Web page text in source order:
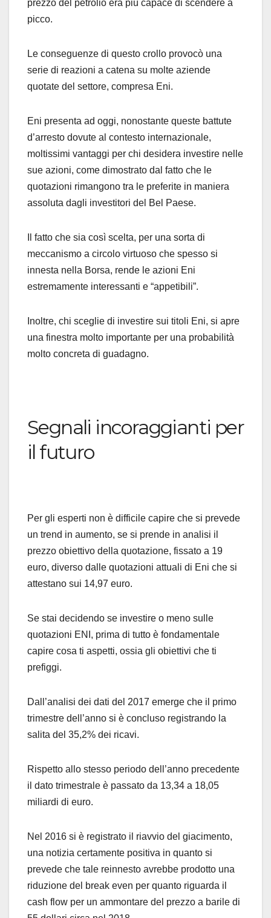
prezzo del petrolio era più capace di scendere a
picco.
Le conseguenze di questo crollo provocò una
serie di reazioni a catena su molte aziende
quotate del settore, compresa Eni.
Eni presenta ad oggi, nonostante queste battute
d’arresto dovute al contesto internazionale,
moltissimi vantaggi per chi desidera investire nelle
sue azioni, come dimostrato dal fatto che le
quotazioni rimangono tra le preferite in maniera
assoluta dagli investitori del Bel Paese.
Il fatto che sia così scelta, per una sorta di
meccanismo a circolo virtuoso che spesso si
innesta nella Borsa, rende le azioni Eni
estremamente interessanti e “appetibili”.
Inoltre, chi sceglie di investire sui titoli Eni, si apre
una finestra molto importante per una probabilità
molto concreta di guadagno.
Segnali incoraggianti per
il futuro
Per gli esperti non è difficile capire che si prevede
un trend in aumento, se si prende in analisi il
prezzo obiettivo della quotazione, fissato a 19
euro, diverso dalle quotazioni attuali di Eni che si
attestano sui 14,97 euro.
Se stai decidendo se investire o meno sulle
quotazioni ENI, prima di tutto è fondamentale
capire cosa ti aspetti, ossia gli obiettivi che ti
prefiggi.
Dall’analisi dei dati del 2017 emerge che il primo
trimestre dell’anno si è concluso registrando la
salita del 35,2% dei ricavi.
Rispetto allo stesso periodo dell’anno precedente
il dato trimestrale è passato da 13,34 a 18,05
miliardi di euro.
Nel 2016 si è registrato il riavvio del giacimento,
una notizia certamente positiva in quanto si
prevede che tale reinnesto avrebbe prodotto una
riduzione del break even per quanto riguarda il
cash flow per un ammontare del prezzo a barile di